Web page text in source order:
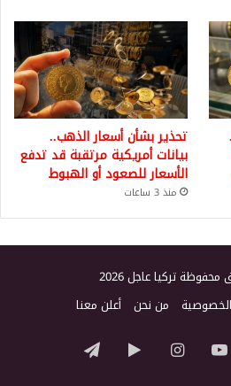
تحذير بشأن أسعار الذهب..
بيانات أمريكية مرتقبة قد تدفع
الأسعار للصعود أو الهبوط
منذ 3 ساعات
تركيا عاجل 2026
من نحن أعلن معنا
‫YouTubeانستقرام‏Googleتيلقرام